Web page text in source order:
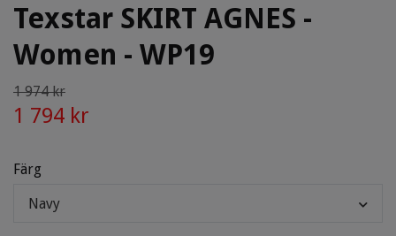
Texstar SKIRT AGNES -
Women - WP19
1 974 kr
1 794 kr
Färg
Navy